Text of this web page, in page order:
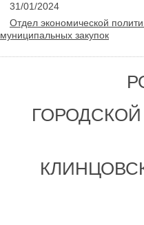
31/01/2024
Отдел экономической
муниципальных закупок